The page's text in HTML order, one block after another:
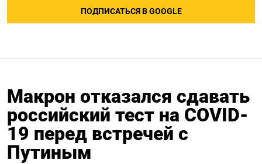
ПОДПИСАТЬСЯ В GOOGLE
Макрон отказался сдавать
российский тест на COVID-
19 перед встречей с
Путиным